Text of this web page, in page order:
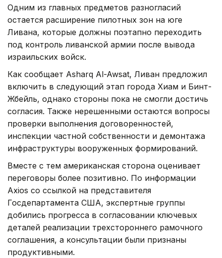
Одним из главных предметов разногласий
остается расширение пилотных зон на юге
Ливана, которые должны поэтапно переходить
под контроль ливанской армии после вывода
израильских войск.
Как сообщает Asharq Al-Awsat, Ливан предложил
включить в следующий этап города Хиам и Бинт-
Жбейль, однако стороны пока не смогли достичь
согласия. Также нерешенными остаются вопросы
проверки выполнения договоренностей,
инспекции частной собственности и демонтажа
инфраструктуры вооруженных формирований.
Вместе с тем американская сторона оценивает
переговоры более позитивно. По информации
Axios со ссылкой на представителя
Госдепартамента США, экспертные группы
добились прогресса в согласовании ключевых
деталей реализации трехстороннего рамочного
соглашения, а консультации были признаны
продуктивными.